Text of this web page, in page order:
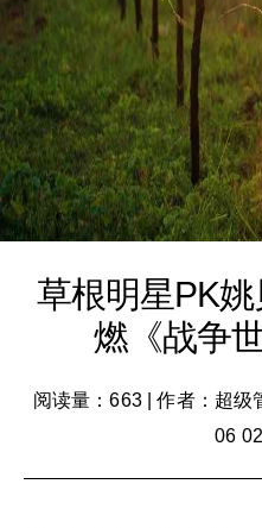
草根明星PK
燃《战争
阅读量：663|作者：超级
06